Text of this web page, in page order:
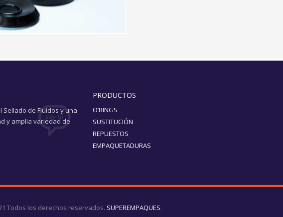
de Fluidos y una
y amplia variedad de
PRODUCTOS
O’RINGS
SUSTITUCIÓN
REPUESTOS
EMPAQUETADURAS
Todos los derechos reservados. SUPEREMPAQUES.